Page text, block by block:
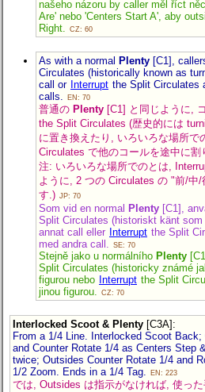
našeho názoru by caller měl říct
Are' nebo 'Centers Start A', aby
Right. CZ: 60
As with a normal Plenty [C1],
Circulates (historically known as
call or Interrupt the Split Circulates
calls.
EN: 70
普通の Plenty [C1] と同じように,
the Split Circulates (歴史的には
に置き換えたり, いろいろな場所で
Circulates で他のコールを途中に
注: いろいろな場所でのとは,
ように, 2 つの Circulates の "前/中
す.) JP: 70
Som vid en normal Plenty [C1],
Split Circulates (historiskt känt
annat call eller Interrupt the Split
med andra call. SE: 70
Stejně jako u normálního Plenty
Split Circulates (historicky známé
figurou nebo Interrupt the Split
jinou figurou. CZ: 70
Interlocked Scoot & Plenty [C3A] :
From a 1/4 Line. Interlocked Scoot
and Counter Rotate 1/4 as Centers Step
twice; Outsides Counter Rotate 1/4 and
1/2 Zoom. Ends in a 1/4 Tag.
EN: 223
では, Outsides は指示がなければ, 使っ